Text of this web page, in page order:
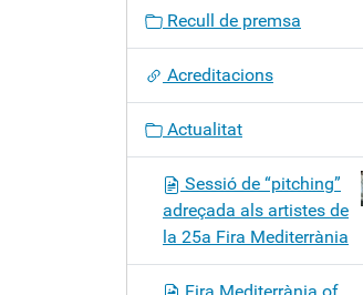
ó
Recull de premsa
Acreditacions
Actualitat
Sessió de “pitching”
adreçada als artistes de
la 25a Fira Mediterrània